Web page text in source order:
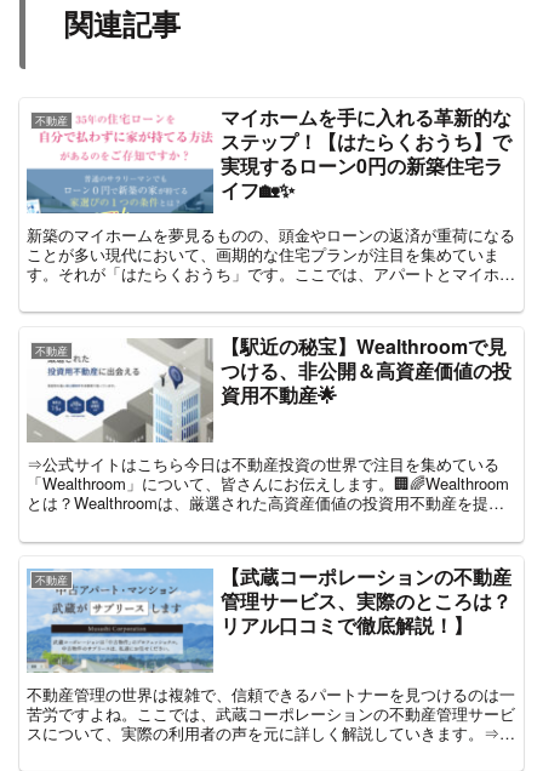
関連記事
不動産
マイホームを手に入れる革新的な
ステップ！【はたらくおうち】で
実現するローン0円の新築住宅ラ
イフ🏡✨
新築のマイホームを夢見るものの、頭金やローンの返済が重荷になる
ことが多い現代において、画期的な住宅プランが注目を集めていま
す。それが「はたらくおうち」です。ここでは、アパートとマイホー
不動産
【駅近の秘宝】Wealthroomで見
つける、非公開＆高資産価値の投
資用不動産🌟
⇒公式サイトはこちら今日は不動産投資の世界で注目を集めている
「Wealthroom」について、皆さんにお伝えします。🏢🌈Wealthroom
とは？Wealthroomは、厳選された高資産価値の投資用不動産を提供
不動産
【武蔵コーポレーションの不動産
管理サービス、実際のところは？
リアル口コミで徹底解説！】
不動産管理の世界は複雑で、信頼できるパートナーを見つけるのは一
苦労ですよね。ここでは、武蔵コーポレーションの不動産管理サービ
スについて、実際の利用者の声を元に詳しく解説していきます。⇒公